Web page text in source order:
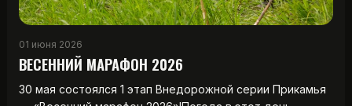
01 июня 2026
ВЕСЕННИЙ МАРАФОН 2026
30 мая состоялся 1 этап Внедорожной серии Прикамья